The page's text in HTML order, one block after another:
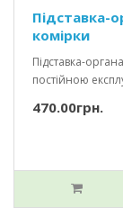
Підставка-
комірки
Підставка-
постійною
470.00грн.